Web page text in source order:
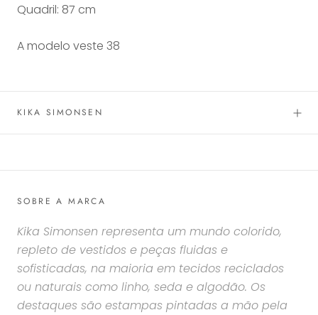
Quadril: 87 cm
A modelo veste 38
KIKA SIMONSEN
SOBRE A MARCA
Kika Simonsen representa um mundo colorido,
repleto de vestidos e peças fluidas e
sofisticadas, na maioria em tecidos reciclados
ou naturais como linho, seda e algodão. Os
destaques são estampas pintadas a mão pela